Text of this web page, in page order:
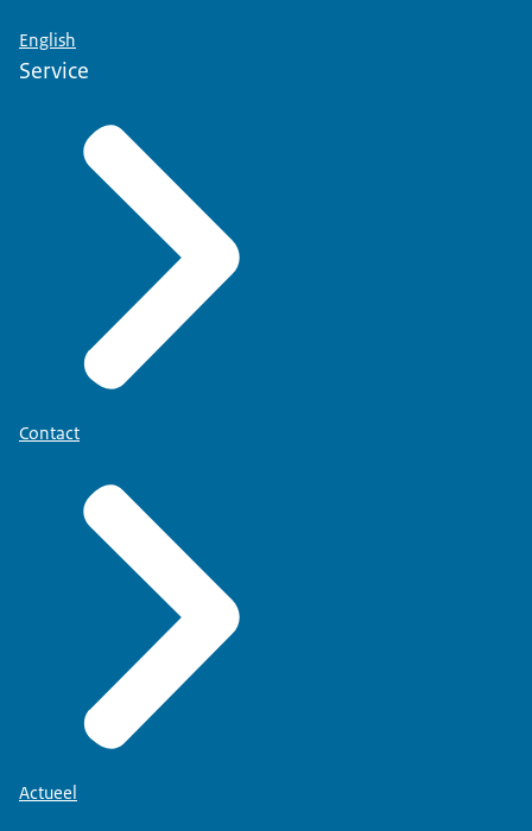
English
Service
Contact
Actueel